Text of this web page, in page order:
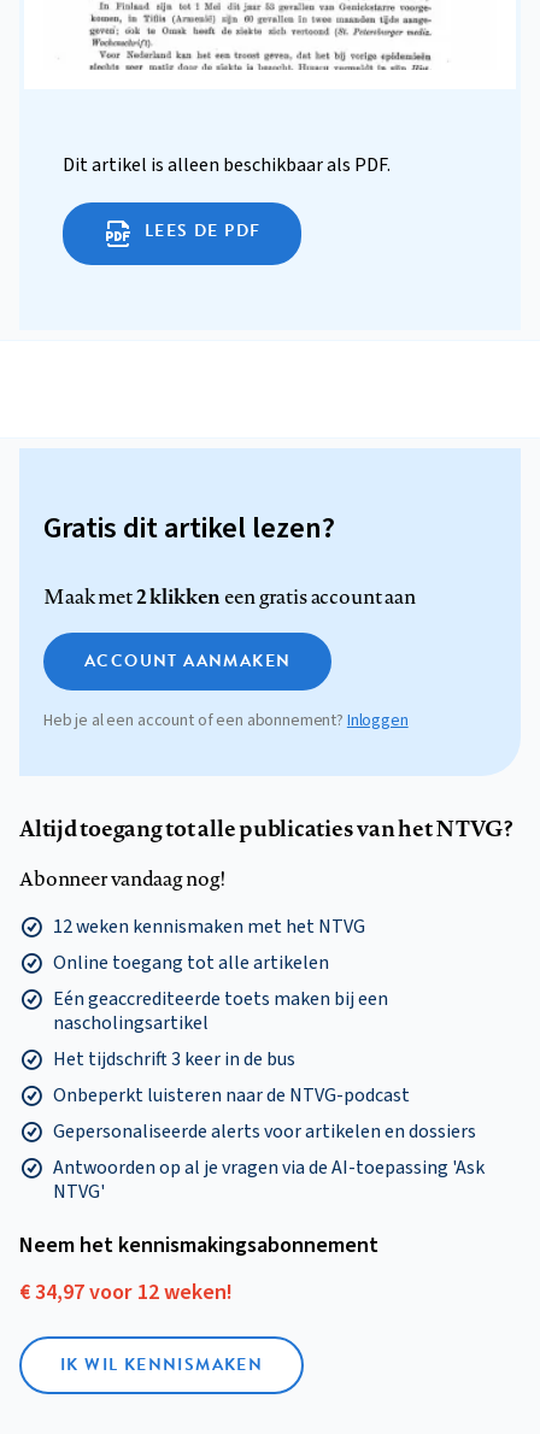
Dit artikel is alleen beschikbaar als PDF.
LEES DE PDF
Gratis dit artikel lezen?
Maak met2 klikkeneen gratis account aan
ACCOUNT AANMAKEN
Heb je al een account of een abonnement? Inloggen
Altijd toegang tot alle publicaties van het NTVG?
Abonneer vandaag nog!
12 weken kennismaken met het NTVG
Online toegang tot alle artikelen
Eén geaccrediteerde toets maken bij een
nascholingsartikel
Het tijdschrift 3 keer in de bus
Onbeperkt luisteren naar de NTVG-podcast
Gepersonaliseerde alerts voor artikelen en dossiers
Antwoorden op al je vragen via de AI-toepassing 'Ask
NTVG'
Neem het kennismakings­abonnement
€ 34,97 voor 12 weken!
IK WIL KENNISMAKEN